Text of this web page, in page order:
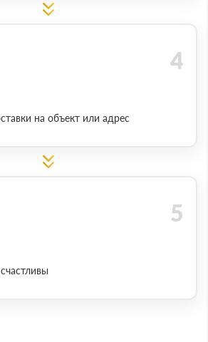
на объект или адрес